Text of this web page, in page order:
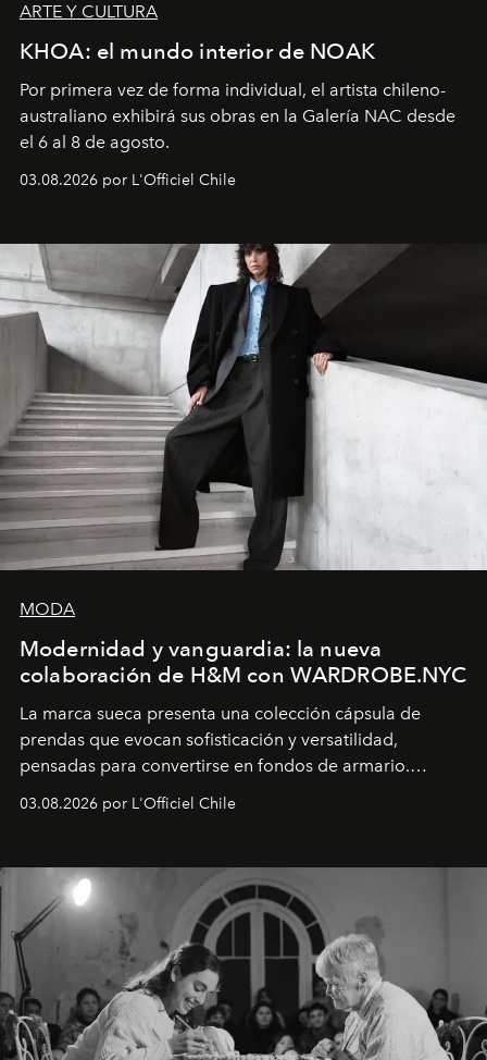
ARTE Y CULTURA
KHOA: el mundo interior de NOAK
Por primera vez de forma individual, el artista chileno-
australiano exhibirá sus obras en la Galería NAC desde
el 6 al 8 de agosto.
03.08.2026 por L'Officiel Chile
MODA
Modernidad y vanguardia: la nueva
colaboración de H&M con WARDROBE.NYC
La marca sueca presenta una colección cápsula de
prendas que evocan sofisticación y versatilidad,
pensadas para convertirse en fondos de armario.
Disponible en Chile desde el 6 de agosto.
03.08.2026 por L'Officiel Chile